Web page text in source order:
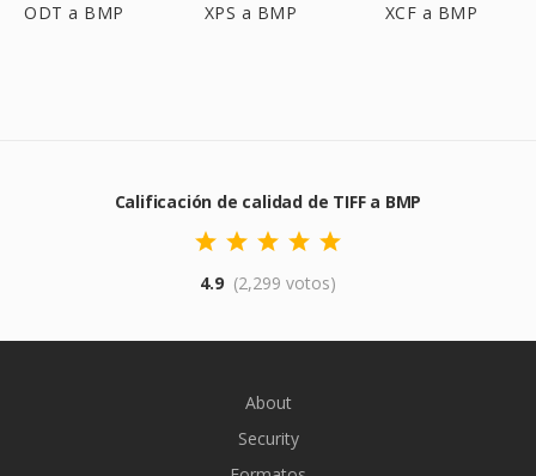
ODT a BMP XPS a BMP XCF a BMP
Calificación de calidad de TIFF a BMP
4.9 (2,299 votos)
About
Security